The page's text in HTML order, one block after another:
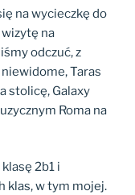
na wycieczkę do
wizytę na
odczuć, z
Taras
stolicę, Galaxy
Roma na
2b1 i
klas, w tym mojej.